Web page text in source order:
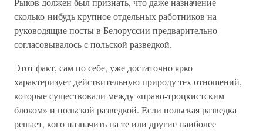
сколько-нибудь крупное отдельных работников на
руководящие посты в Белоруссии предварительно
согласовывалось с польской разведкой.
Этот факт, сам по себе, уже достаточно ярко
характеризует действительную природу тех отношений,
которые существовали между «право-троцкистским
блоком» и польской разведкой. Если польская разведка
решает, кого назначить на те или другие наиболее